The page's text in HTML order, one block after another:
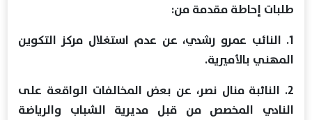
طلبات إحاطة مقدمة من:
1. النائب عمرو رشدي، عن عدم استغلال مركز التكوين
المهني بالأميرية.
2. النائبة منال نصر، عن بعض المخالفات الواقعة على
النادي المخصص من قبل مديرية الشباب والرياضة